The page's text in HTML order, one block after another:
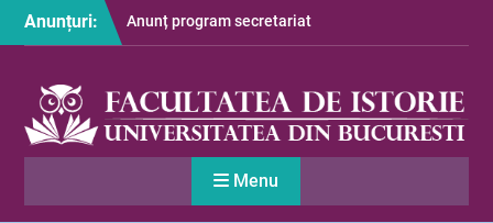
Anunțuri:
Anunț program secretariat
– luna august
2026
S-au afișat informațiile
despre cazarea studenților
în anul universitar 2026-
Menu